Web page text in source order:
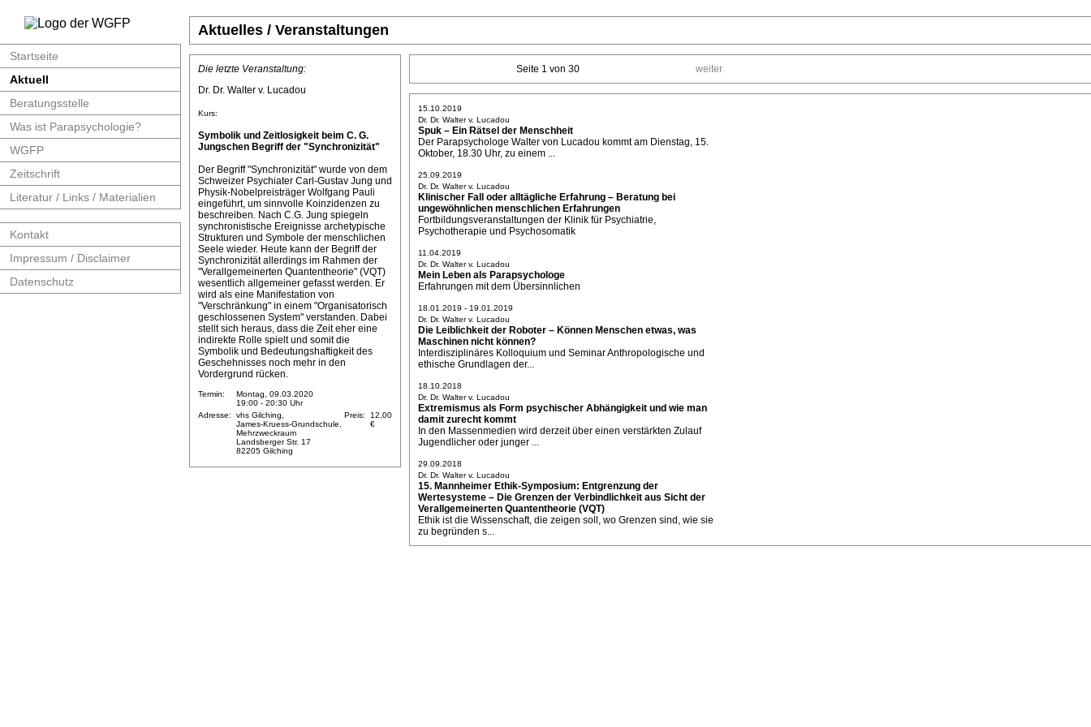
Startseite
Aktuell
Beratungsstelle
Was ist Parapsychologie?
WGFP
Zeitschrift
Literatur / Links / Materialien
Kontakt
Impressum / Disclaimer
Datenschutz
Aktuelles / Veranstaltungen
Die letzte Veranstaltung:
Dr. Dr. Walter v. Lucadou
Kurs:
Symbolik und Zeitlosigkeit beim C. G.
Jungschen Begriff der "Synchronizität"
Der Begriff "Synchronizität" wurde von dem
Schweizer Psychiater Carl-Gustav Jung und
Physik-Nobelpreisträger Wolfgang Pauli
eingeführt, um sinnvolle Koinzidenzen zu
beschreiben. Nach C.G. Jung spiegeln
synchronistische Ereignisse archetypische
Strukturen und Symbole der menschlichen
Seele wieder. Heute kann der Begriff der
Synchronizität allerdings im Rahmen der
"Verallgemeinerten Quantentheorie" (VQT)
wesentlich allgemeiner gefasst werden. Er
wird als eine Manifestation von
"Verschränkung" in einem "Organisatorisch
geschlossenen System" verstanden. Dabei
stellt sich heraus, dass die Zeit eher eine
indirekte Rolle spielt und somit die
Symbolik und Bedeutungshaftigkeit des
Geschehnisses noch mehr in den
Vordergrund rücken.
Termin:
Montag, 09.03.2020
19:00 - 20:30 Uhr
Adresse:
vhs Gilching,
James-Kruess-Grundschule,
Mehrzweckraum
Landsberger Str. 17
82205 Gilching
Preis:
12,00
€
Seite 1 von 30 weiter
15.10.2019
Dr. Dr. Walter v. Lucadou
Spuk – Ein Rätsel der Menschheit
Der Parapsychologe Walter von Lucadou kommt am Dienstag, 15.
Oktober, 18.30 Uhr, zu einem ...
25.09.2019
Dr. Dr. Walter v. Lucadou
Klinischer Fall oder alltägliche Erfahrung – Beratung bei
ungewöhnlichen menschlichen Erfahrungen
Fortbildungsveranstaltungen der Klinik für Psychiatrie,
Psychotherapie und Psychosomatik
11.04.2019
Dr. Dr. Walter v. Lucadou
Mein Leben als Parapsychologe
Erfahrungen mit dem Übersinnlichen
18.01.2019 - 19.01.2019
Dr. Dr. Walter v. Lucadou
Die Leiblichkeit der Roboter – Können Menschen etwas, was
Maschinen nicht können?
Interdisziplinäres Kolloquium und Seminar Anthropologische und
ethische Grundlagen der...
18.10.2018
Dr. Dr. Walter v. Lucadou
Extremismus als Form psychischer Abhängigkeit und wie man
damit zurecht kommt
In den Massenmedien wird derzeit über einen verstärkten Zulauf
Jugendlicher oder junger ...
29.09.2018
Dr. Dr. Walter v. Lucadou
15. Mannheimer Ethik-Symposium: Entgrenzung der
Wertesysteme – Die Grenzen der Verbindlichkeit aus Sicht der
Verallgemeinerten Quantentheorie (VQT)
Ethik ist die Wissenschaft, die zeigen soll, wo Grenzen sind, wie sie
zu begründen s...